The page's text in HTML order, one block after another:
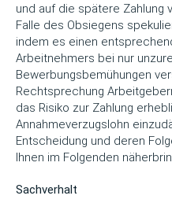
und auf die spätere Zahlung
Falle des Obsiegens
indem es einen
Arbeitnehmers bei nur
Bewerbungsbemühungen
Rechtsprechung
das Risiko zur Zahlung
Annahmeverzugslohn
Entscheidung und deren
Ihnen im Folgenden
Sachverhalt